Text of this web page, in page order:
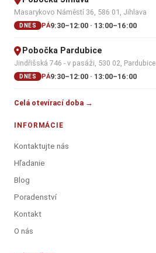
Masarykovo Náměstí 36, 586 01, Jihlava
DNES PÁ9:30–12:00 · 13:00–16:00
Pobočka Pardubice
Jindřišská 746 - v pasáži, 530 02, Pardubice
DNES PÁ9:30–12:00 · 13:00–16:00
Celá otevírací doba →
INFORMÁCIE
Kontaktujte nás
Hľadanie
Blog
Poradenství
Kontakt
O nás